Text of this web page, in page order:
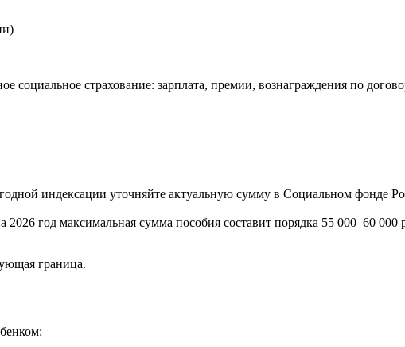
социальное страхование: зарплата, премии, вознаграждения по
индексации уточняйте актуальную сумму в Социальном фонде
год максимальная сумма пособия составит порядка 55 000–60 000
граница.